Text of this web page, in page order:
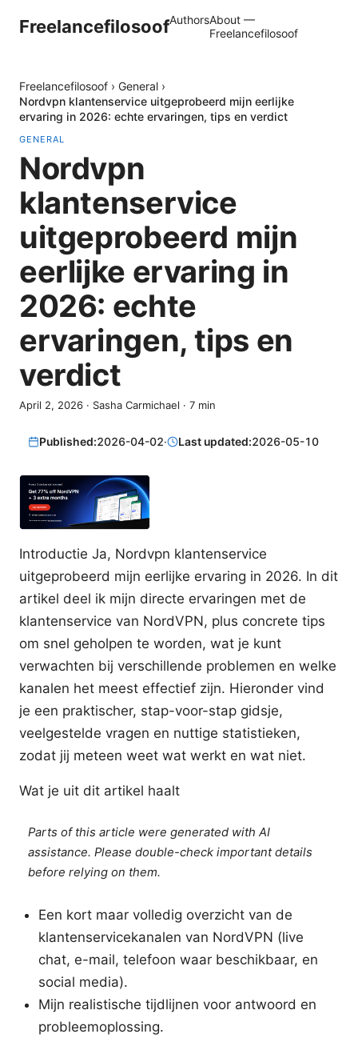
FreelancefilosoofAuthorsAbout —
Freelancefilosoof
Freelancefilosoof › General ›
Nordvpn klantenservice uitgeprobeerd mijn eerlijke
ervaring in 2026: echte ervaringen, tips en verdict
GENERAL
Nordvpn
klantenservice
uitgeprobeerd mijn
eerlijke ervaring in
2026: echte
ervaringen, tips en
verdict
April 2, 2026 · Sasha Carmichael · 7 min
Published:2026-04-02· Last updated:2026-05-10
Introductie Ja, Nordvpn klantenservice
uitgeprobeerd mijn eerlijke ervaring in 2026. In dit
artikel deel ik mijn directe ervaringen met de
klantenservice van NordVPN, plus concrete tips
om snel geholpen te worden, wat je kunt
verwachten bij verschillende problemen en welke
kanalen het meest effectief zijn. Hieronder vind
je een praktischer, stap-voor-stap gidsje,
veelgestelde vragen en nuttige statistieken,
zodat jij meteen weet wat werkt en wat niet.
Wat je uit dit artikel haalt
Parts of this article were generated with AI
assistance. Please double-check important details
before relying on them.
Een kort maar volledig overzicht van de
klantenservicekanalen van NordVPN (live
chat, e-mail, telefoon waar beschikbaar, en
social media).
Mijn realistische tijdlijnen voor antwoord en
probleemoplossing.